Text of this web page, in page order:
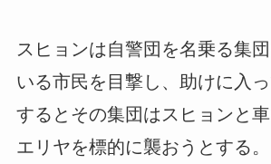
スヒョンは自警団を名乗る集
いる市民を目撃し、助けに入っ
するとその集団はスヒョンと
エリヤを標的に襲おうとする。